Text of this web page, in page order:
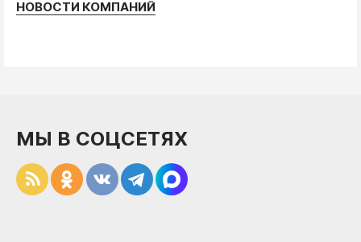
НОВОСТИ КОМПАНИЙ
МЫ В СОЦСЕТЯХ